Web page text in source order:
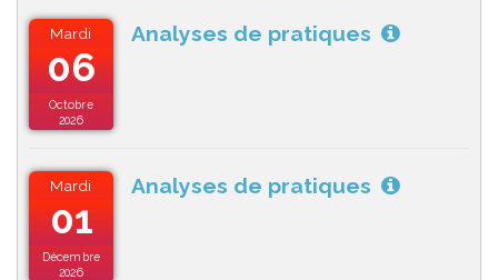
Mardi
06
Octobre
2026
Analyses de pratiques
Mardi
01
Décembre
2026
Analyses de pratiques